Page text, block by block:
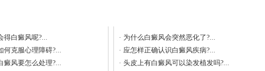
得白癜风呢?...
何克服心理障碍?...
癜风要怎么处理?...
· 为什么白癜风会突然恶化了?...
· 应怎样正确认识白癜风疾病?...
· 头皮上有白癜风可以染发植发吗?...